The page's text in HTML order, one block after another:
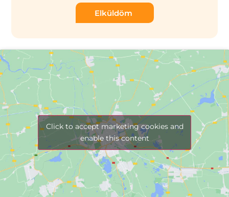
Elküldöm
Click to accept marketing cookies and
enable this content